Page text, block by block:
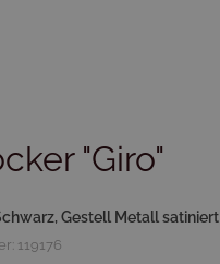
"Giro"
Gestell Metall satiniert
119176